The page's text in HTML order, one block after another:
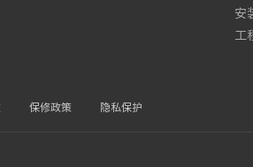
安
工
保修政策 隐私保护